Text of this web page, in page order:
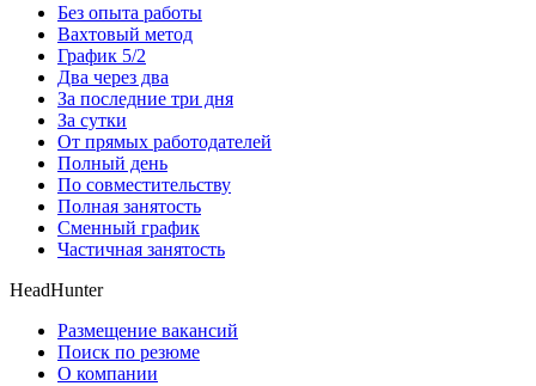
Без опыта работы
Вахтовый метод
График 5/2
Два через два
За последние три дня
За сутки
От прямых работодателей
Полный день
По совместительству
Полная занятость
Сменный график
Частичная занятость
HeadHunter
Размещение вакансий
Поиск по резюме
О компании